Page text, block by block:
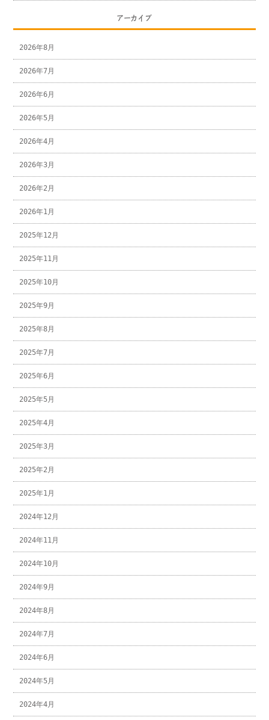
アーカイブ
2026年8月
2026年7月
2026年6月
2026年5月
2026年4月
2026年3月
2026年2月
2026年1月
2025年12月
2025年11月
2025年10月
2025年9月
2025年8月
2025年7月
2025年6月
2025年5月
2025年4月
2025年3月
2025年2月
2025年1月
2024年12月
2024年11月
2024年10月
2024年9月
2024年8月
2024年7月
2024年6月
2024年5月
2024年4月